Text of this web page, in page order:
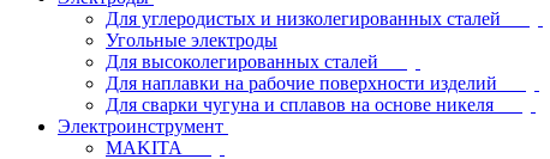
Для углеродистых и низколегированных сталей
Угольные электроды
Для высоколегированных сталей
Для наплавки на рабочие поверхности изделий
Для сварки чугуна и сплавов на основе никеля
Электроинструмент
МAKITA